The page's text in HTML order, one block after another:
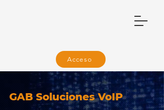
Acceso
GAB Soluciones VoIP